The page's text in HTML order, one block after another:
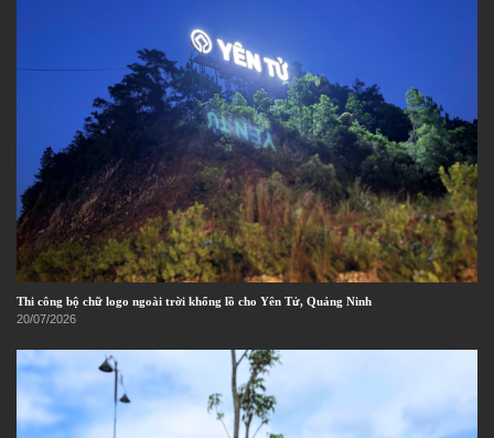
Thi công bộ chữ logo ngoài trời khổng lồ cho Yên Tử, Quảng Ninh
20/07/2026